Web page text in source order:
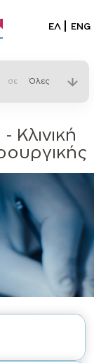
ΕΛ ENG
σε
Κλινική